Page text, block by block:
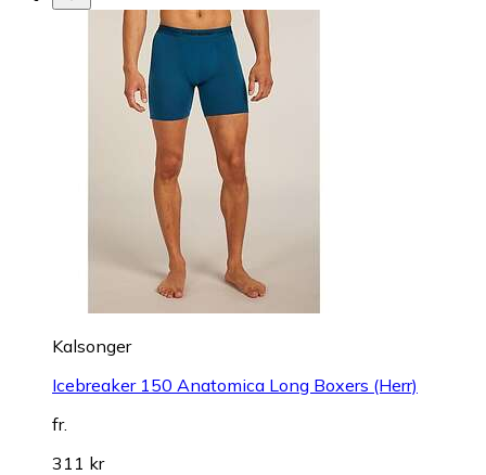
Kalsonger
Icebreaker 150 Anatomica Long Boxers (Herr)
fr.
311 kr